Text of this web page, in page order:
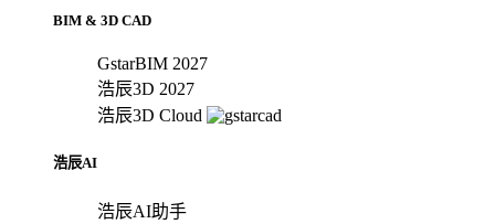
BIM & 3D CAD
GstarBIM 2027
浩辰3D 2027
浩辰3D Cloud
浩辰AI
浩辰AI助手